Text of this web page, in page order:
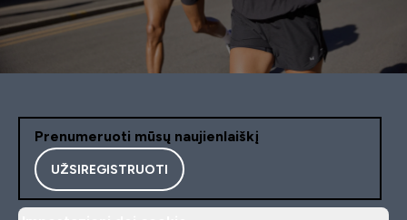
Prenumeruoti mūsų naujienlaiškį
UŽSIREGISTRUOTI